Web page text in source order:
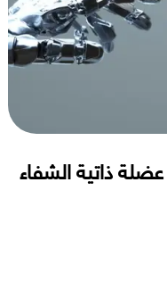
ذاتية الشفاء